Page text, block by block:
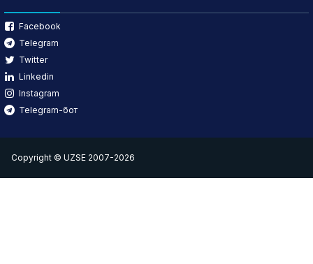
Facebook
Telegram
Twitter
Linkedin
Instagram
Telegram-бот
Copyright © UZSE 2007-2026